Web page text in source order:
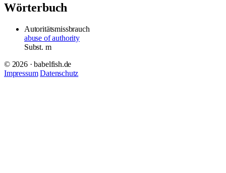
Wörterbuch
Autoritätsmissbrauch
abuse of authority
Subst. m
© 2026 · babelfish.de
Impressum Datenschutz